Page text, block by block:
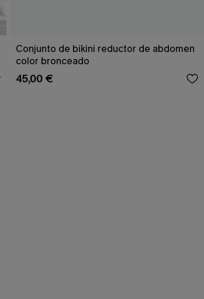
Conjunto de bikini reductor de abdomen
color bronceado
45,00 €